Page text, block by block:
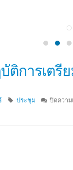
ารศึกษาข
ประเมิน ปิดควา